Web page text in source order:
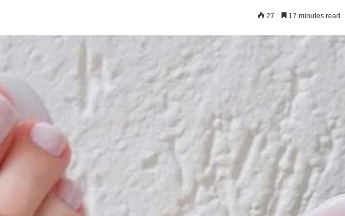
27 17 minutes read